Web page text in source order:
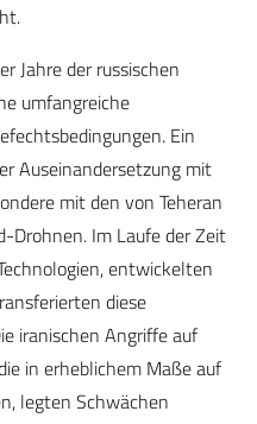
Jahre der russischen
umfangreiche
Ein
Auseinandersetzung mit
mit den von Teheran
Drohnen. Im Laufe der Zeit
entwickelten
diese
iranischen Angriffe auf
in erheblichem Maße auf
legten Schwächen